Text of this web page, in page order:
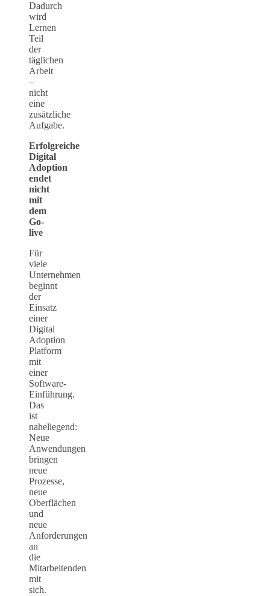
Dadurch
wird
Lernen
Teil
der
täglichen
Arbeit
–
nicht
eine
zusätzliche
Aufgabe.
Erfolgreiche
Digital
Adoption
endet
nicht
mit
dem
Go-
live
Für
viele
Unternehmen
beginnt
der
Einsatz
einer
Digital
Adoption
Platform
mit
einer
Software-
Einführung.
Das
ist
naheliegend:
Neue
Anwendungen
bringen
neue
Prozesse,
neue
Oberflächen
und
neue
Anforderungen
an
die
Mitarbeitenden
mit
sich.